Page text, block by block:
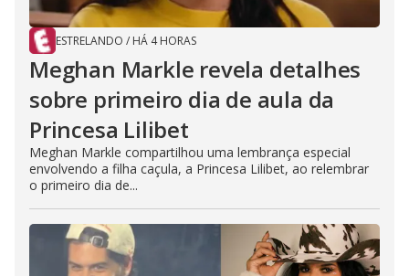
ESTRELANDO / HÁ 4 HORAS
Meghan Markle revela detalhes
sobre primeiro dia de aula da
Princesa Lilibet
Meghan Markle compartilhou uma lembrança especial
envolvendo a filha caçula, a Princesa Lilibet, ao relembrar
o primeiro dia de...